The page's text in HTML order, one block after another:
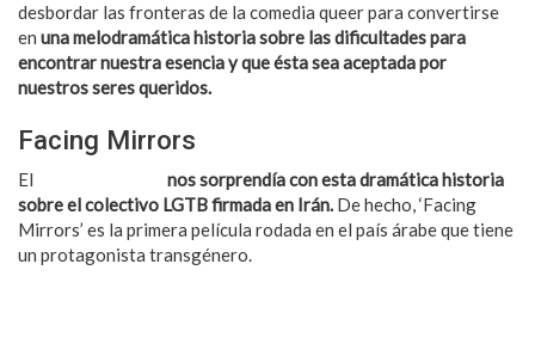
desbordar las fronteras de la comedia queer para convertirse
en una melodramática historia sobre las dificultades para
encontrar nuestra esencia y que ésta sea aceptada por
nuestros seres queridos.
Facing Mirrors
El
nos sorprendía con esta dramática historia
sobre el colectivo LGTB firmada en Irán. De hecho, ‘Facing
Mirrors’ es la primera película rodada en el país árabe que tiene
un protagonista transgénero.